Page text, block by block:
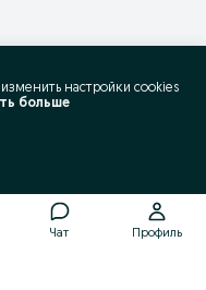
Чат Профиль
настройки cookies
больше